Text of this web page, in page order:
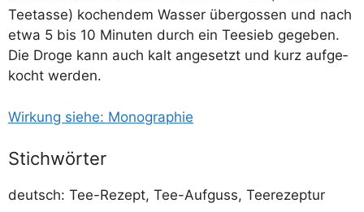
Tee­tas­se) kochen­dem Was­ser über­gos­sen und nach
etwa 5 bis 10 Minu­ten durch ein Tee­sieb gege­ben.
Die Dro­ge kann auch kalt ange­setzt und kurz auf­ge­
kocht werden.
Wir­kung sie­he: Monographie
Stichwörter
deutsch: Tee-Rezept, Tee-Auf­guss, Teerezeptur